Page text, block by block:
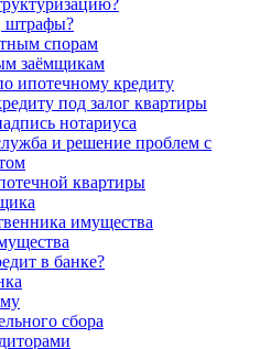
штрафы?
спорам
заёмщикам
ипотечному кредиту
под залог квартиры
нотариуса
и решение проблем с
квартиры
имущества
в банке?
сбора